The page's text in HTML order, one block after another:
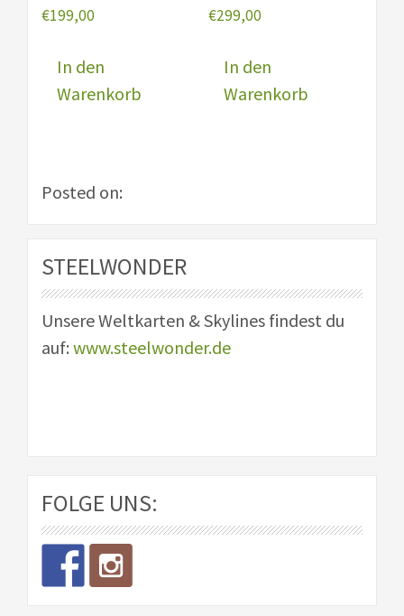
€199,00
In den
Warenkorb
€299,00
In den
Warenkorb
Posted on:
STEELWONDER
Unsere Weltkarten & Skylines findest du
auf: www.steelwonder.de
FOLGE UNS: